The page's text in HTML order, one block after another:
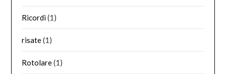
Ricordi(1)
risate(1)
Rotolare(1)